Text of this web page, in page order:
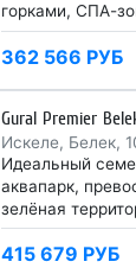
горками, СПА-
362 566 РУБ
Gural Premier
Искеле, Белек,
Идеальный
аквапарк,
зелёная
415 679 РУБ